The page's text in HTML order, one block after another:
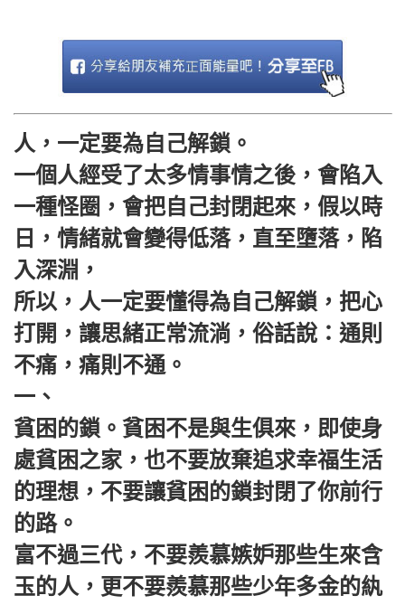
人，一定要為自己解鎖。
一個人經受了太多情事情之後，會陷入
一種怪圈，會把自己封閉起來，假以時
日，情緒就會變得低落，直至墮落，陷
入深淵，
所以，人一定要懂得為自己解鎖，把心
打開，讓思緒正常流淌，俗話說：通則
不痛，痛則不通。
一、
貧困的鎖。貧困不是與生俱來，即使身
處貧困之家，也不要放棄追求幸福生活
的理想，不要讓貧困的鎖封閉了你前行
的路。
富不過三代，不要羨慕嫉妒那些生來含
玉的人，更不要羨慕那些少年多金的紈